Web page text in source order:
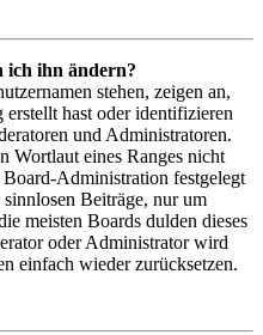
ich ihn ändern?
stehen, zeigen an,
hast oder identifizieren
und Administratoren.
Wortlaut eines Ranges nicht
Administration festgelegt
Beiträge, nur um
meisten Boards dulden dieses
oder Administrator wird
einfach wieder zurücksetzen.